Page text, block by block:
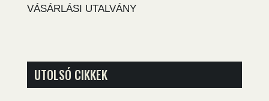
VÁSÁRLÁSI UTALVÁNY
UTOLSÓ CIKKEK